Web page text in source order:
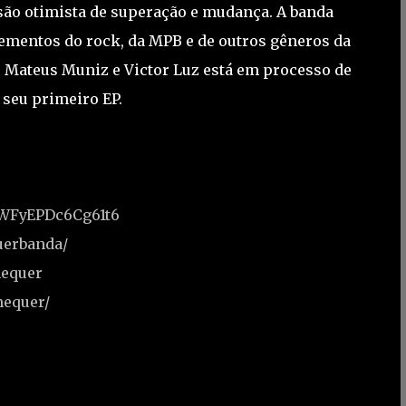
otimista de superação e mudança. A banda
do rock, da MPB e de outros gêneros da
Muniz e Victor Luz está em processo de
primeiro EP.